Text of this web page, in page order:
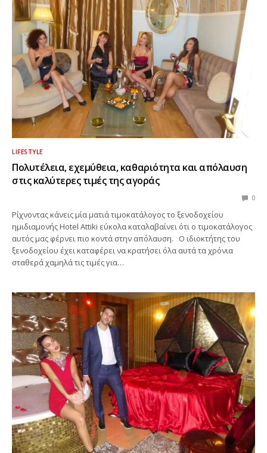
LIFESTYLE
Πολυτέλεια, εχεμύθεια, καθαριότητα και απόλαυση
στις καλύτερες τιμές της αγοράς
0
Ρίχνοντας κάνεις μία ματιά τιμοκατάλογος το ξενοδοχείου
ημιδιαμονής Hotel Attiki εύκολα καταλαβαίνει ότι ο τιμοκατάλογος
αυτός μας φέρνει πιο κοντά στην απόλαυση. Ο ιδιοκτήτης του
ξενοδοχείου έχει καταφέρει να κρατήσει όλα αυτά τα χρόνια
σταθερά χαμηλά τις τιμές για…